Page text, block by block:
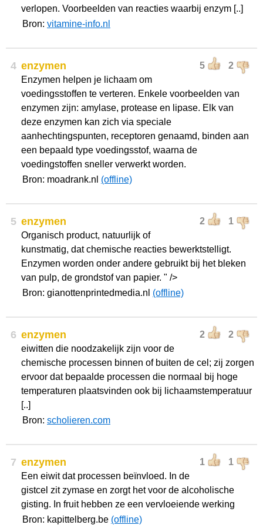
verlopen. Voorbeelden van reacties waarbij enzym [..]
Bron: vitamine-info.nl
4 5 2
enzymen
Enzymen helpen je lichaam om
voedingsstoffen te verteren. Enkele voorbeelden van
enzymen zijn: amylase, protease en lipase. Elk van
deze enzymen kan zich via speciale
aanhechtingspunten, receptoren genaamd, binden aan
een bepaald type voedingsstof, waarna de
voedingstoffen sneller verwerkt worden.
Bron: moadrank.nl (offline)
5 2 1
enzymen
Organisch product, natuurlijk of
kunstmatig, dat chemische reacties bewerktstelligt.
Enzymen worden onder andere gebruikt bij het bleken
van pulp, de grondstof van papier. " />
Bron: gianottenprintedmedia.nl (offline)
6 2 2
enzymen
eiwitten die noodzakelijk zijn voor de
chemische processen binnen of buiten de cel; zij zorgen
ervoor dat bepaalde processen die normaal bij hoge
temperaturen plaatsvinden ook bij lichaamstemperatuur
[..]
Bron: scholieren.com
7 1 1
enzymen
Een eiwit dat processen beïnvloed. In de
gistcel zit zymase en zorgt het voor de alcoholische
gisting. In fruit hebben ze een vervloeiende werking
Bron: kapittelberg.be (offline)